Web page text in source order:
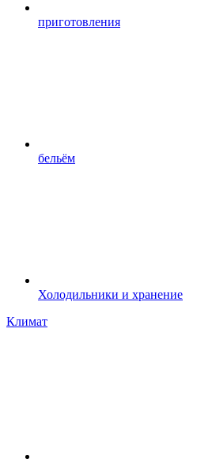
приготовления
бельём
Холодильники и хранение
Климат